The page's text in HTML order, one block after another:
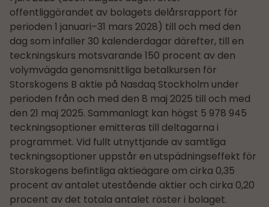
offentliggörandet av bolagets delårs­rapport för
perioden 1 januari–31 mars 2028) till och med den
dag som infaller 30 kalenderdagar därefter, till en
teckningskurs motsvarande 150 procent av den
volymvägda genomsnittliga betalkursen för
Storskogens B aktie på Nasdaq Stockholm under
perioden från och med den 8 maj 2025 till och med
den 21 maj 2025. Sammanlagt kan högst 5 978 945
teckningsoptioner emitteras till deltagarna i
programmet. Vid fullt utnyttjande av samtliga
teckningsoptioner uppstår en utspädningseffekt för
Storskogens befintliga aktieägare om cirka 0,35
procent av antalet utestående aktier och cirka 0,20
procent av det totala antalet röster i bolaget.